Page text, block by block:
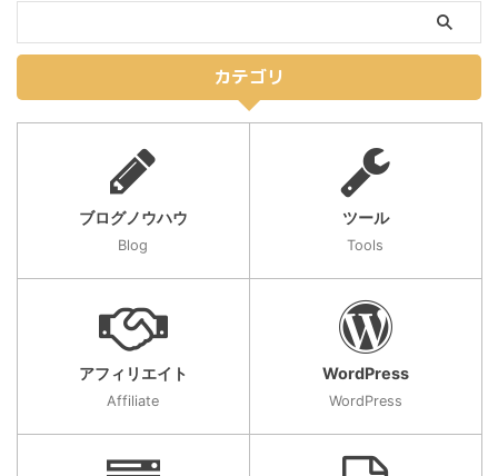
カテゴリ
ブログノウハウ
Blog
ツール
Tools
アフィリエイト
Affiliate
WordPress
WordPress